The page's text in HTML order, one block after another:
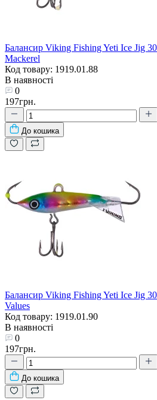
Балансир Viking Fishing Yeti Ice Jig
Mackerel
Код товару: 1919.01.88
В наявності
0
197грн.
До кошика
Балансир Viking Fishing Yeti Ice Jig
Values
Код товару: 1919.01.90
В наявності
0
197грн.
До кошика